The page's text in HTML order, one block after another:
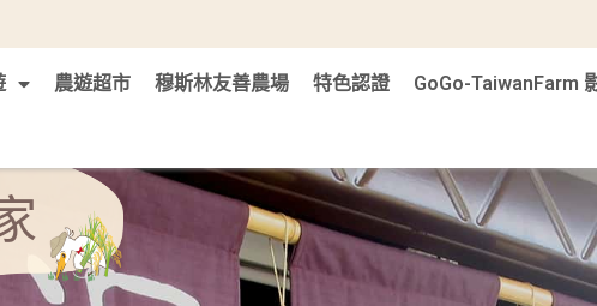
農遊超市 穆斯林友善農場 特色認證 GoGo-TaiwanFarm